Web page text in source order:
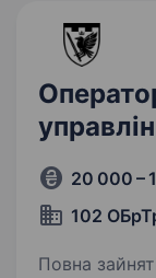
20 000 –
102
Повна зайнятість. Вимоги: